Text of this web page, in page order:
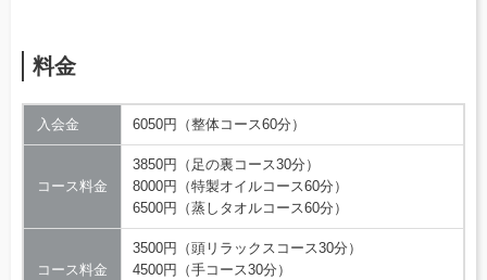
料金
入会金 6050円（整体コース60分）
コース料金
3850円（足の裏コース30分）
8000円（特製オイルコース60分）
6500円（蒸しタオルコース60分）
コース料金
3500円（頭リラックスコース30分）
4500円（手コース30分）